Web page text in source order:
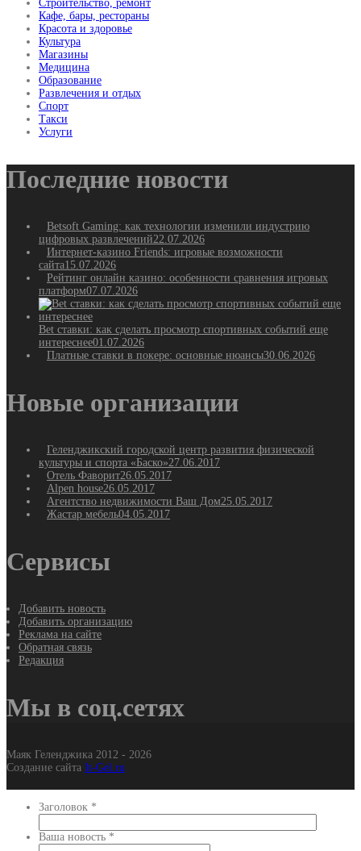
Строительство, ремонт
Кафе, бары, рестораны
Красота и здоровье
Культура
Магазины
Медицина
Образование
Развлечения и отдых
Спорт
Такси
Услуги
Последние новости
Betsoft Gaming: как технологии изменили индустрию
цифровых развлечений22.07.2026
Интернет-казино Friends: игровые возможности
сайта15.07.2026
Рейтинг онлайн казино: особенности сравнения игровых
платформ07.07.2026
Bet ставки: как сделать просмотр спортивных событий еще
интереснее01.07.2026
Платные ставки в покере: основные нюансы30.06.2026
Новые организации
Геленджикский городской центр развития физической
культуры и спорта «Баско»27.06.2017
Отель Фаворит26.05.2017
Alpen house26.05.2017
Агентство недвижимости Ваш Дом25.05.2017
Жастар мебель04.05.2017
Сервисы
Добавить новость
Добавить организацию
Реклама на сайте
Обратная связь
Редакция
Мы в соц.сетях
Маяк Геленджика 2012 - 2026
Создание сайта It-Gel.ru
Заголовок *
Ваша новость *